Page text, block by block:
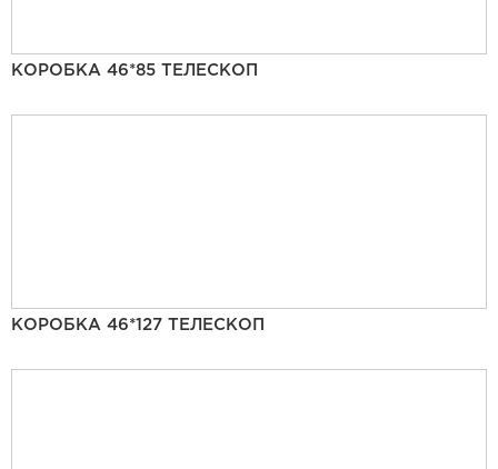
КОРОБКА 46*85 ТЕЛЕСКОП
КОРОБКА 46*127 ТЕЛЕСКОП